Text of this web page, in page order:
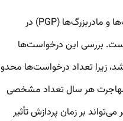
برنامه اسپانسرشیپ والدین و پدربزرگ‌ها و مادربزرگ‌ها (PGP) در
بررسی این درخواست‌ها
ماه طول بکشد، زیرا تعداد درخواست‌ها محدود
مهاجرت هر سال تعداد مشخصی
بر زمان پردازش تأثیر